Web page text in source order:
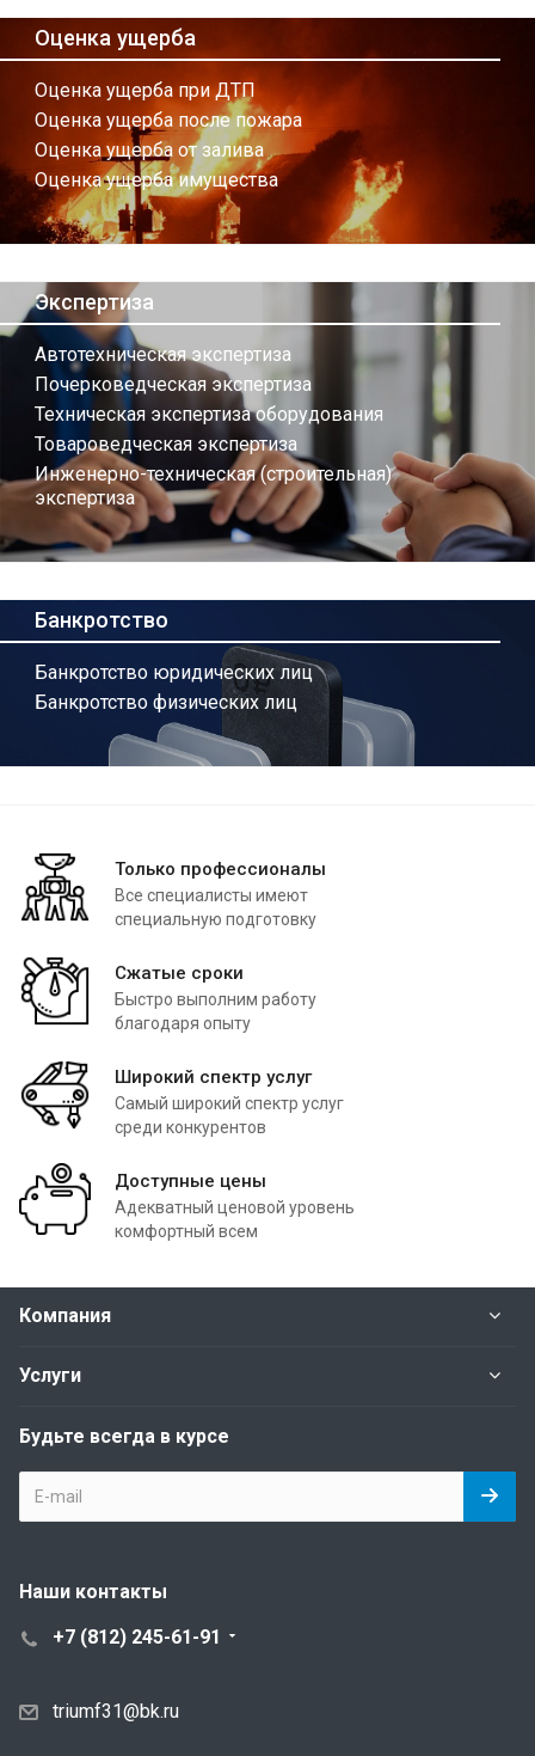
Оценка ущерба
Оценка ущерба при ДТП
Оценка ущерба после пожара
Оценка ущерба от залива
Оценка ущерба имущества
Экспертиза
Автотехническая экспертиза
Почерковедческая экспертиза
Техническая экспертиза оборудования
Товароведческая экспертиза
Инженерно-техническая (строительная)
экспертиза
Банкротство
Банкротство юридических лиц
Банкротство физических лиц
Только профессионалы
Все специалисты имеют
специальную подготовку
Сжатые сроки
Быстро выполним работу
благодаря опыту
Широкий спектр услуг
Самый широкий спектр услуг
среди конкурентов
Доступные цены
Адекватный ценовой уровень
комфортный всем
Компания
Услуги
Будьте всегда в курсе
Наши контакты
+7 (812) 245-61-91
triumf31@bk.ru